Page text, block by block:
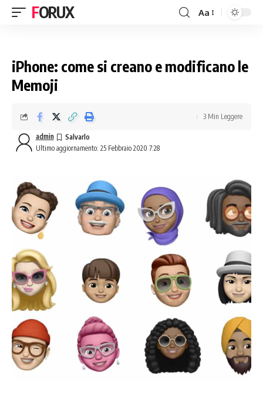
FORUX Aa
iPhone: come si creano e modificano le
Memoji
Ultimo aggiornamento: 25 Febbraio 2020 7:28
admin
3 Min Leggere